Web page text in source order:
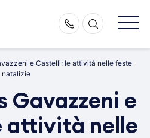
e Castelli: le attività nelle feste
natalizie
Gavazzeni e
attività nelle